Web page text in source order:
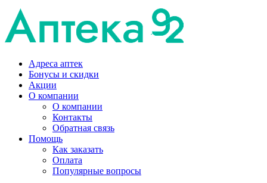
Адреса аптек
Бонусы и скидки
Акции
О компании
О компании
Контакты
Обратная связь
Помощь
Как заказать
Оплата
Популярные вопросы